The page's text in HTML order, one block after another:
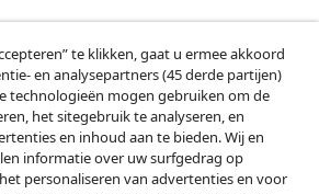
te klikken, gaat u ermee akkoord
en analysepartners (45 derde partijen)
technologieën mogen gebruiken om de
het sitegebruik te analyseren, en
en inhoud aan te bieden. Wij en
informatie over uw surfgedrag op
personaliseren van advertenties en voor